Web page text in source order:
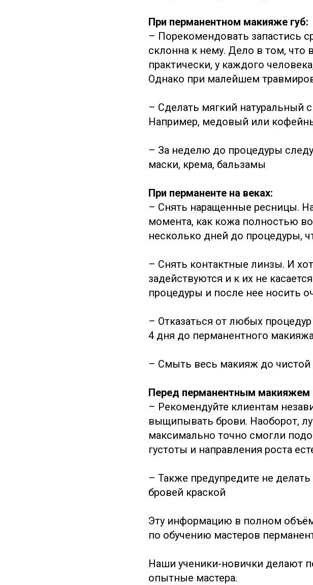
При перманентном макияже губ:
– Порекомендовать запастись
склонна к нему. Дело в том, что
практически, у каждого
Однако при малейшем
– Сделать мягкий натуральный
Например, медовый или
– За неделю до процедуры
маски, крема, бальзамы
При перманенте на веках:
– Снять наращенные ресницы.
момента, как кожа полностью
несколько дней до процедуры,
– Снять контактные линзы. И
задействуются и к их не
процедуры и после нее носить
– Отказаться от любых
4 дня до перманентного
– Смыть весь макияж до
Перед перманентным макияжем
– Рекомендуйте клиентам
выщипывать брови. Наоборот,
максимально точно смогли
густоты и направления роста
– Также предупредите не
бровей краской
Эту информацию в полном
по обучению мастеров
Наши ученики-новички делают
опытные мастера.